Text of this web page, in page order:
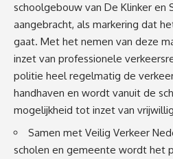
schoolgebouw van De Klinker en
aangebracht, als markering dat
gaat. Met het nemen van deze
inzet van professionele
politie heel regelmatig de
handhaven en wordt vanuit de
mogelijkheid tot inzet van
Samen met Veilig Verkeer
scholen en gemeente wordt het